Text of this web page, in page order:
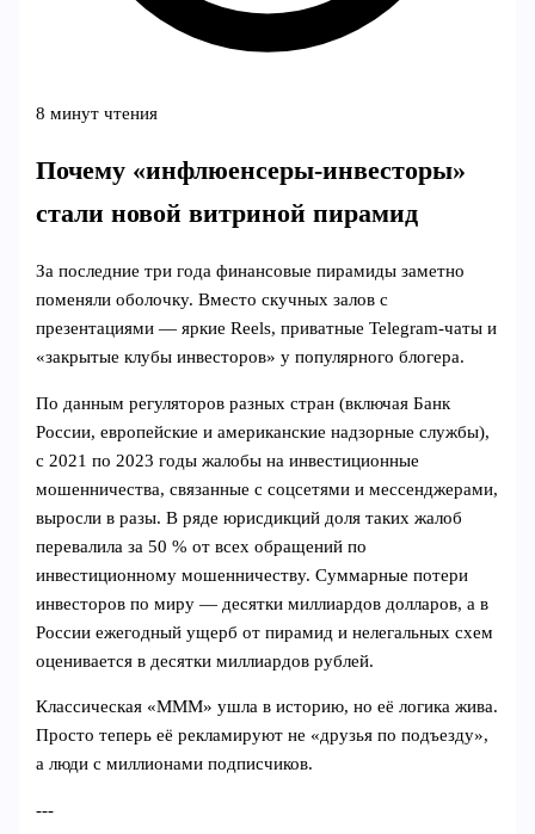
8 минут чтения
Почему «инфлюенсеры-инвесторы»
стали новой витриной пирамид
За последние три года финансовые пирамиды заметно
поменяли оболочку. Вместо скучных залов с
презентациями — яркие Reels, приватные Telegram‑чаты и
«закрытые клубы инвесторов» у популярного блогера.
По данным регуляторов разных стран (включая Банк
России, европейские и американские надзорные службы),
с 2021 по 2023 годы жалобы на инвестиционные
мошенничества, связанные с соцсетями и мессенджерами,
выросли в разы. В ряде юрисдикций доля таких жалоб
перевалила за 50 % от всех обращений по
инвестиционному мошенничеству. Суммарные потери
инвесторов по миру — десятки миллиардов долларов, а в
России ежегодный ущерб от пирамид и нелегальных схем
оценивается в десятки миллиардов рублей.
Классическая «МММ» ушла в историю, но её логика жива.
Просто теперь её рекламируют не «друзья по подъезду»,
а люди с миллионами подписчиков.
---